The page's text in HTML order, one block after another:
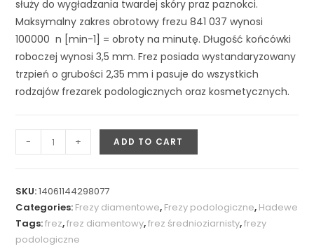
służy do wygładzania twardej skóry praz paznokci.
Maksymalny zakres obrotowy frezu 841 037 wynosi
100000 n [min-1] = obroty na minutę. Długość końcówki
roboczej wynosi 3,5 mm. Frez posiada wystandaryzowany
trzpień o grubości 2,35 mm i pasuje do wszystkich
rodzajów frezarek podologicznych oraz kosmetycznych.
- + ADD TO CART
SKU:14061144298077
Categories: Frezy diamentowe, Frezy podologiczne, Hadewe
Tags:frez,frez diamentowy,frez średnioziarnisty,frezy
podologiczne